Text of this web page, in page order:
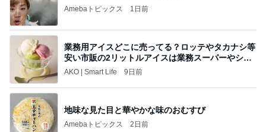
Amebaトピックス 1日前
業務用アイスどこに売ってる？ロッテやタカナシ等
安い市販の2リットルアイスは業務スーパーやシャ
トレ
AKO | Smart Life 9日前
地味な見た目と華やかな味のおむすび
Amebaトピックス 2日前